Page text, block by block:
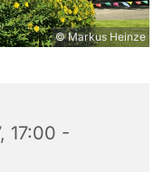
© Markus Heinze
17:00 -